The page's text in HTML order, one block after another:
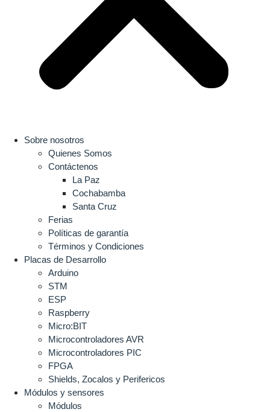
Sobre nosotros
Quienes Somos
Contáctenos
La Paz
Cochabamba
Santa Cruz
Ferias
Políticas de garantía
Términos y Condiciones
Placas de Desarrollo
Arduino
STM
ESP
Raspberry
Micro:BIT
Microcontroladores AVR
Microcontroladores PIC
FPGA
Shields, Zocalos y Perifericos
Módulos y sensores
Módulos